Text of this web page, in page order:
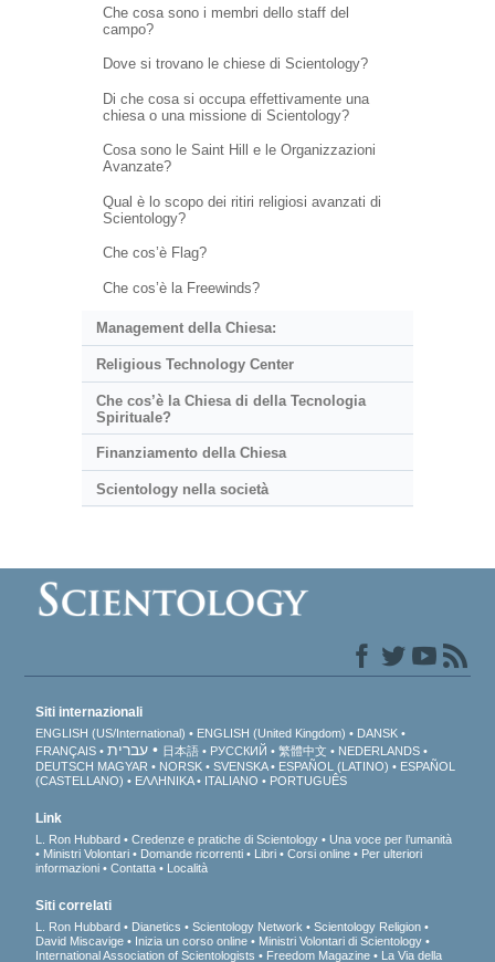
Che cosa sono i membri dello staff del
campo?
Dove si trovano le chiese di Scientology?
Di che cosa si occupa effettivamente una
chiesa o una missione di Scientology?
Cosa sono le Saint Hill e le Organizzazioni
Avanzate?
Qual è lo scopo dei ritiri religiosi avanzati di
Scientology?
Che cos’è Flag?
Che cos’è la Freewinds?
Management della Chiesa:
Religious Technology Center
Che cos’è la Chiesa di della Tecnologia
Spirituale?
Finanziamento della Chiesa
Scientology nella società
Siti internazionali
ENGLISH (US/International) ENGLISH (United Kingdom)
DANSK
FRANÇAIS
עברית 日本語 РУССКИЙ 繁體中文
NEDERLANDS
DEUTSCH MAGYAR NORSK SVENSKA ESPAÑOL (LATINO)
ESPAÑOL
(CASTELLANO)
ΕΛΛΗΝΙΚA ITALIANO PORTUGUÊS
Link
L. Ron Hubbard Credenze e pratiche di Scientology
Una voce per l’umanità
Ministri Volontari
Domande ricorrenti Libri Corsi online
Per ulteriori
informazioni
Contatta Località
Siti correlati
L. Ron Hubbard Dianetics Scientology Network
Scientology Religion
David Miscavige
Inizia un corso online
Ministri Volontari di Scientology
International Association of Scientologists
Freedom Magazine La Via della